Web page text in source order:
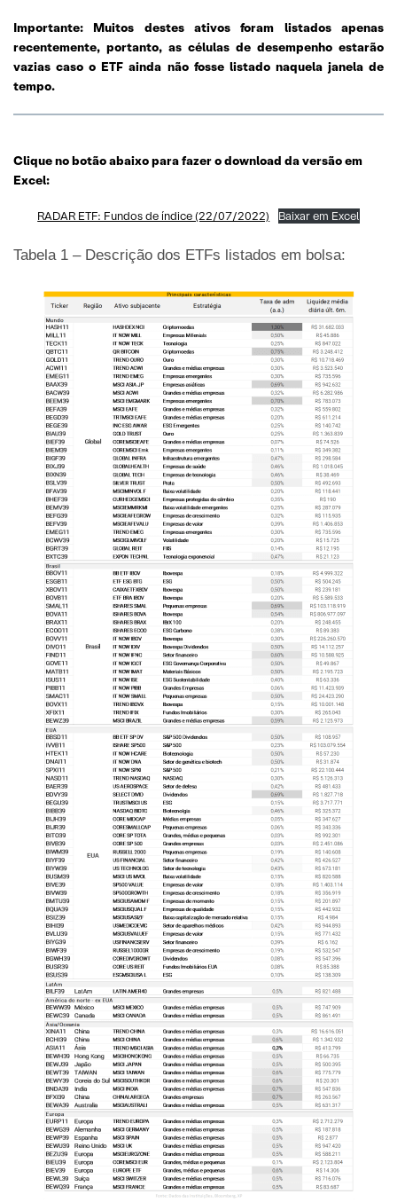
Importante: Muitos destes ativos foram listados apenas
recentemente, portanto, as células de desempenho estarão
vazias caso o ETF ainda não fosse listado naquela janela de
tempo.
Clique no botão abaixo para fazer o download da versão em
Excel:
RADAR ETF: Fundos de índice (22/07/2022) Baixar em Excel
Tabela 1 – Descrição dos ETFs listados em bolsa: